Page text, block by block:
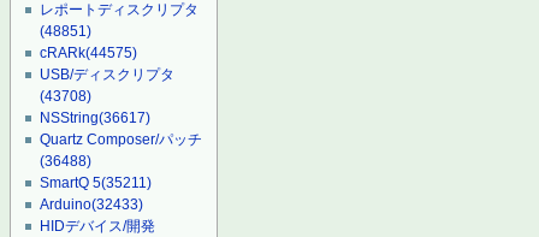
レポートディスクリプタ
(48851)
cRARk(44575)
USB/ディスクリプタ
(43708)
NSString(36617)
Quartz Composer/パッチ
(36488)
SmartQ 5(35211)
Arduino(32433)
HIDデバイス/開発